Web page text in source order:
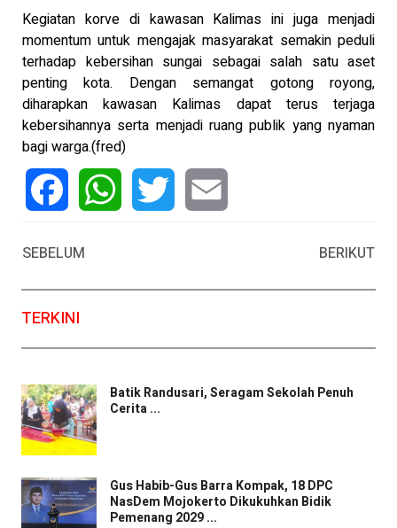
Kegiatan korve di kawasan Kalimas ini juga menjadi
momentum untuk mengajak masyarakat semakin peduli
terhadap kebersihan sungai sebagai salah satu aset
penting kota. Dengan semangat gotong royong,
diharapkan kawasan Kalimas dapat terus terjaga
kebersihannya serta menjadi ruang publik yang nyaman
bagi warga.(fred)
SEBELUM
BERIKUT
TERKINI
Batik Randusari, Seragam Sekolah Penuh
Cerita ...
Gus Habib-Gus Barra Kompak, 18 DPC
NasDem Mojokerto Dikukuhkan Bidik
Pemenang 2029 ...